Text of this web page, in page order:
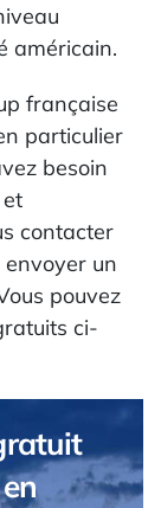
américain.
française
particulier
besoin
contacter
un
pouvez
ci-